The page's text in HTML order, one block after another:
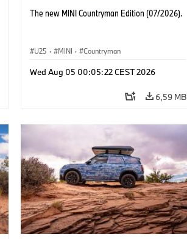
The new MINI Countryman Edition (07/2026).
U25 · MINI · Countryman
Wed Aug 05 00:05:22 CEST 2026
6,59 MB